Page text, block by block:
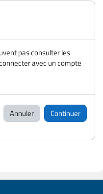
pas consulter les
avec un compte
Annuler Continuer